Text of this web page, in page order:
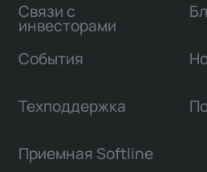
Связи с
инвесторами
События
Техподдержка
Приемная Softline